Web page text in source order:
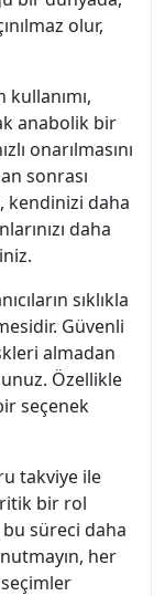
olur,
anabolik bir
onarılmasını
sonrası
kendinizi daha
daha
sıklıkla
Güvenli
almadan
Özellikle
seçenek
takviye ile
bir rol
süreci daha
her